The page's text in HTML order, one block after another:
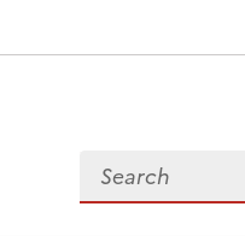
Search for data